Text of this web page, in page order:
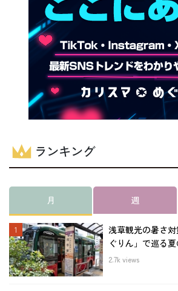
ランキング
月 週
浅草観光の暑さ
ぐりん」で巡る
2.7k views